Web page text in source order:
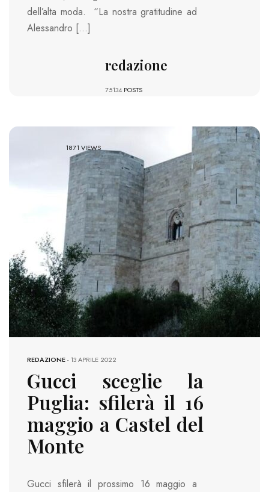
dell’alta moda. “La nostra gratitudine ad
Alessandro […]
redazione
75134 POSTS
1871 VIEWS
REDAZIONE-13 APRILE 2022
Gucci sceglie la
Puglia: sfilerà il 16
maggio a Castel del
Monte
Gucci sfilerà il prossimo 16 maggio a